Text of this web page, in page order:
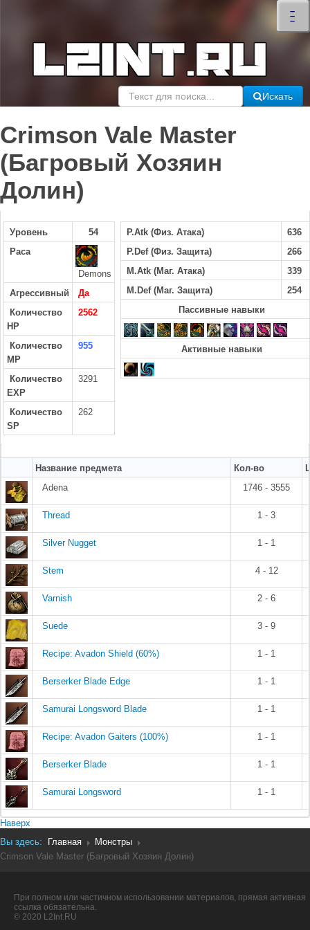
–
–
–
×
Искать
Crimson Vale Master
(Багровый Хозяин
Долин)
Уровень
54
Раса
Demons
Агрессивный
Да
Количество
HP
2562
Количество
MP
955
Количество
EXP
3291
Количество
SP
262
P.Atk (Физ. Атака)
636
P.Def (Физ. Защита)
266
M.Atk (Маг. Атака)
339
M.Def (Маг. Защита)
254
Пассивные навыки
Активные навыки
Название предмета Кол-во
Adena
1746 - 3555
Thread 1 - 3
Silver Nugget 1 - 1
Stem 4 - 12
Varnish 2 - 6
Suede 3 - 9
Recipe: Avadon Shield (60%) 1 - 1
Berserker Blade Edge 1 - 1
Samurai Longsword Blade 1 - 1
Recipe: Avadon Gaiters (100%) 1 - 1
Berserker Blade 1 - 1
Samurai Longsword 1 - 1
Наверх
Вы здесь:
Главная
Монстры
Crimson Vale Master (Багровый Хозяин Долин)
При полном или частичном использовании материалов, прямая активная
ссылка обязательна.
© 2020 L2Int.RU